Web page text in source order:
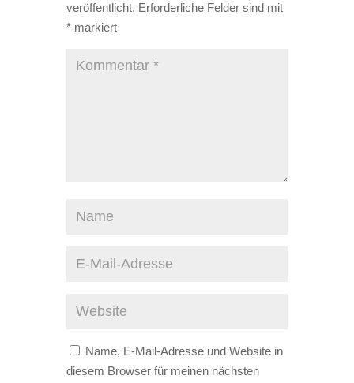
veröffentlicht. Erforderliche Felder sind mit
* markiert
Name, E-Mail-Adresse und Website in
diesem Browser für meinen nächsten